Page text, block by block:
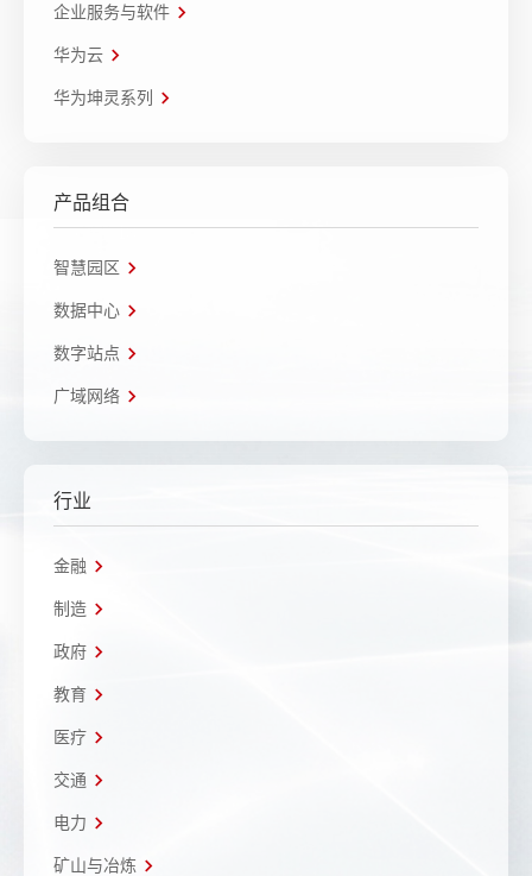
企业服务与软件
华为云
华为坤灵系列
产品组合
智慧园区
数据中心
数字站点
广域网络
行业
金融
制造
政府
教育
医疗
交通
电力
矿山与冶炼